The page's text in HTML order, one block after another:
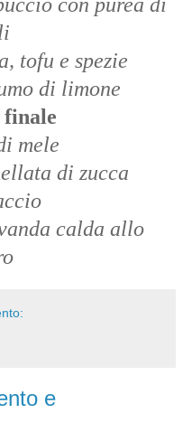
tofu e spezie
di limone
finale
mele
di zucca
calda allo
e